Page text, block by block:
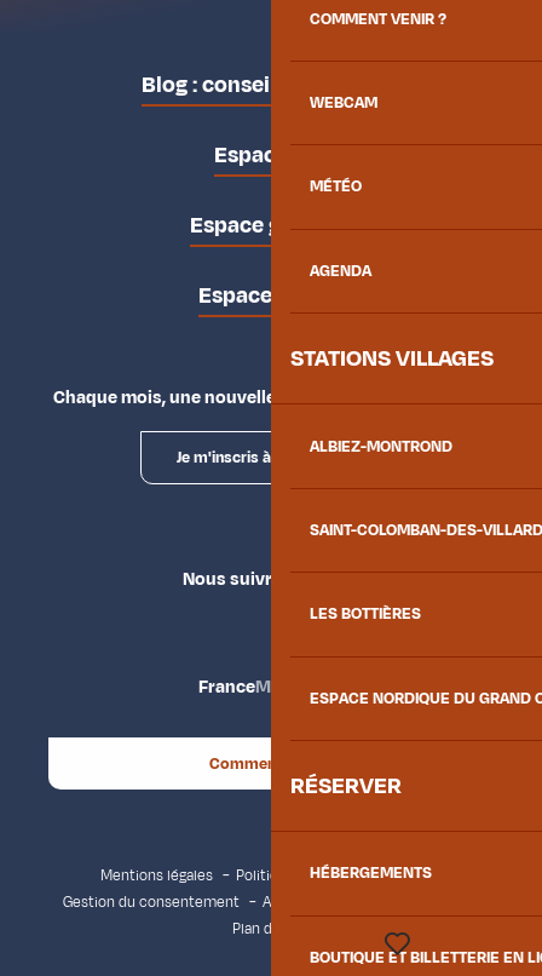
COMMENT VENIR ?
WEBCAM
MÉTÉO
AGENDA
STATIONS VILLAGES
ALBIEZ-MONTROND
SAINT-COLOMBAN-DES-
LES BOTTIÈRES
ESPACE NORDIQUE DU GRAND
RÉSERVER
HÉBERGEMENTS
BOUTIQUE ET BILLETTERIE EN
Blog : conseils des locaux
Espace pro
Espace groupes
Espace presse
Chaque mois, une nouvelle façon d'explorer la vallée.
Je m'inscris à la newsletter
Nous suivre
FranceMaurienne
Comment venir ?
Mentions légales
Politique de confidentialité
Gestion du consentement
Accessibilité : non conforme
Plan du site